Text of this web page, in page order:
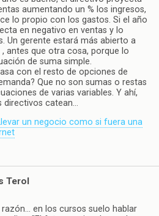
aumentando un % los ingresos,
lo propio con los gastos. Si el año
en negativo en ventas y lo
Un gerente estará más abierto a
antes que otra cosa, porque lo
de suma simple.
con el resto de opciones de
Que no son sumas o restas
de varias variables. Y ahí,
directivos catean…
un negocio como si fuera una
Terol
en los cursos suelo hablar